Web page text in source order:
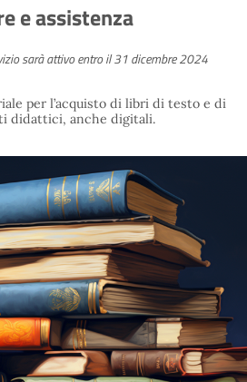
e assistenza
sarà attivo entro il 31 dicembre 2024
per l’acquisto di libri di testo e di
didattici, anche digitali.